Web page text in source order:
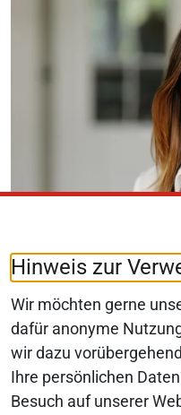
Hinweis zur
Wir möchten gerne
dafür anonyme
wir dazu
Ihre persönlichen
Besuch auf unserer
Für alle Anliegen
der